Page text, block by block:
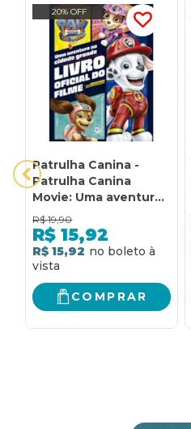
20% OFF
Patrulha Canina -
Patrulha Canina
Movie: Uma aventura
na cidade grande: O
livro oficial do filme
R$ 19,90
R$ 15,92
R$ 15,92
COMPRAR